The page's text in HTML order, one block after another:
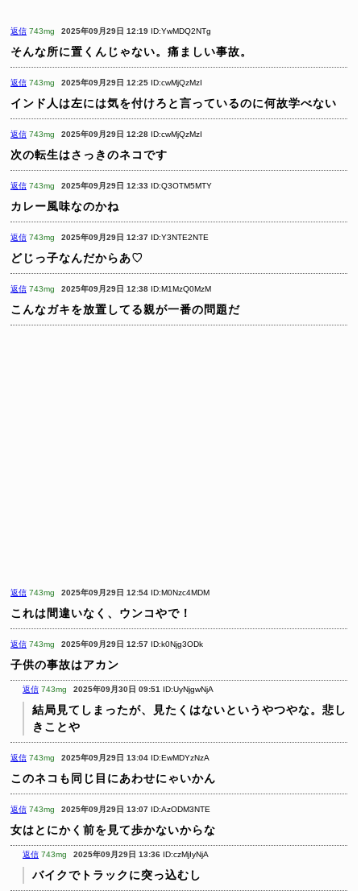
返信 743mg 2025年09月29日 12:19 ID:YwMDQ2NTg
そんな所に置くんじゃない。痛ましい事故。
返信 743mg 2025年09月29日 12:25 ID:cwMjQzMzI
インド人は左には気を付けろと言っているのに何故学べない
返信 743mg 2025年09月29日 12:28 ID:cwMjQzMzI
次の転生はさっきのネコです
返信 743mg 2025年09月29日 12:33 ID:Q3OTM5MTY
カレー風味なのかね
返信 743mg 2025年09月29日 12:37 ID:Y3NTE2NTE
どじっ子なんだからあ♡
返信 743mg 2025年09月29日 12:38 ID:M1MzQ0MzM
こんなガキを放置してる親が一番の問題だ
返信 743mg 2025年09月29日 12:54 ID:M0Nzc4MDM
これは間違いなく、ウンコやで！
返信 743mg 2025年09月29日 12:57 ID:k0Njg3ODk
子供の事故はアカン
返信 743mg 2025年09月30日 09:51 ID:UyNjgwNjA
結局見てしまったが、見たくはないというやつやな。悲し
きことや
返信 743mg 2025年09月29日 13:04 ID:EwMDYzNzA
このネコも同じ目にあわせにゃいかん
返信 743mg 2025年09月29日 13:07 ID:AzODM3NTE
女はとにかく前を見て歩かないからな
返信 743mg 2025年09月29日 13:36 ID:czMjIyNjA
バイクでトラックに突っ込むし